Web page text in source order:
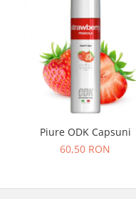
Piure ODK Capsuni
60,50 RON